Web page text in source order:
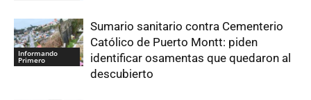
Informando
Primero
Sumario sanitario contra Cementerio
Católico de Puerto Montt: piden
identificar osamentas que quedaron al
descubierto